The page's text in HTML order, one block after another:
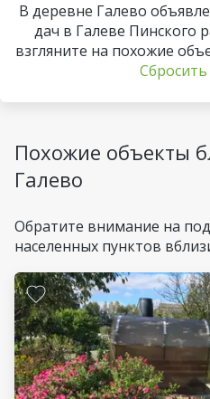
В деревне Галево
дач в Галеве Пинского
взгляните на похожие
Похожие объекты
Галево
Обратите внимание на
населенных пунктов